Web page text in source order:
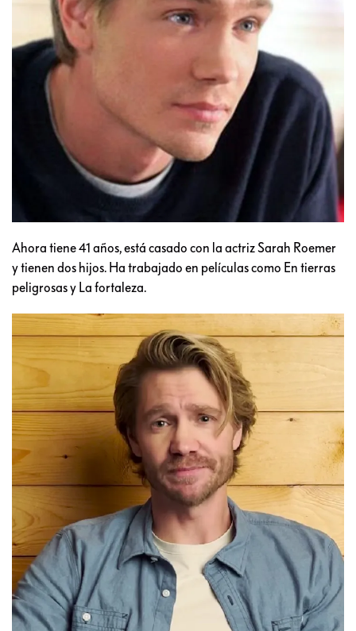
Ahora tiene 41 años, está casado con la actriz Sarah Roemer
y tienen dos hijos. Ha trabajado en películas como En tierras
peligrosas y La fortaleza.